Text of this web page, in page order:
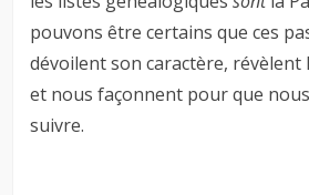
pouvons être certains que ces
dévoilent son caractère, révèlent
et nous façonnent pour que
suivre.